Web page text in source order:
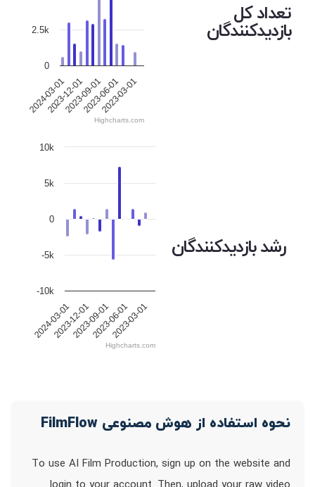
تعداد کل
بازدیدکنندگان
2024-03-01
2023-12-01
2023-09-01
2023-06-01
2023-03-01
0
2.5k
Highcharts.com
رشد بازدیدکنندگان
2024-03-01
2023-12-012023-09-012023-06-012023-03-01
-10k
-5k
0
5k
10k
Highcharts.com
نحوه استفاده از هوش مصنوعی FilmFlow
To use AI Film Production, sign up on the website and